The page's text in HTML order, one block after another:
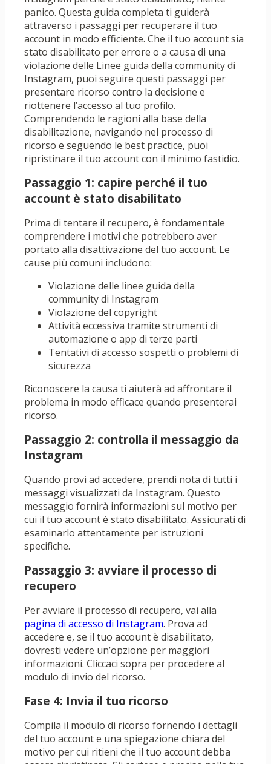
panico. Questa guida completa ti guiderà
attraverso i passaggi per recuperare il tuo
account in modo efficiente. Che il tuo account sia
stato disabilitato per errore o a causa di una
violazione delle Linee guida della community di
Instagram, puoi seguire questi passaggi per
presentare ricorso contro la decisione e
riottenere l’accesso al tuo profilo.
Comprendendo le ragioni alla base della
disabilitazione, navigando nel processo di
ricorso e seguendo le best practice, puoi
ripristinare il tuo account con il minimo fastidio.
Passaggio 1: capire perché il tuo
account è stato disabilitato
Prima di tentare il recupero, è fondamentale
comprendere i motivi che potrebbero aver
portato alla disattivazione del tuo account. Le
cause più comuni includono:
Violazione delle linee guida della
community di Instagram
Violazione del copyright
Attività eccessiva tramite strumenti di
automazione o app di terze parti
Tentativi di accesso sospetti o problemi di
sicurezza
Riconoscere la causa ti aiuterà ad affrontare il
problema in modo efficace quando presenterai
ricorso.
Passaggio 2: controlla il messaggio da
Instagram
Quando provi ad accedere, prendi nota di tutti i
messaggi visualizzati da Instagram. Questo
messaggio fornirà informazioni sul motivo per
cui il tuo account è stato disabilitato. Assicurati di
esaminarlo attentamente per istruzioni
specifiche.
Passaggio 3: avviare il processo di
recupero
Per avviare il processo di recupero, vai alla
pagina di accesso di Instagram. Prova ad
accedere e, se il tuo account è disabilitato,
dovresti vedere un’opzione per maggiori
informazioni. Cliccaci sopra per procedere al
modulo di invio del ricorso.
Fase 4: Invia il tuo ricorso
Compila il modulo di ricorso fornendo i dettagli
del tuo account e una spiegazione chiara del
motivo per cui ritieni che il tuo account debba